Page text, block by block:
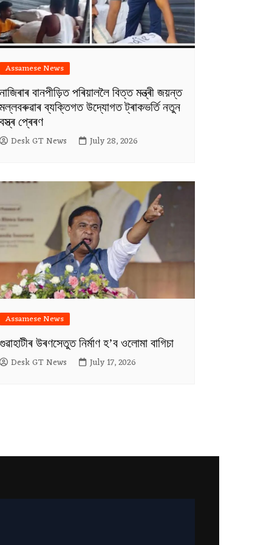
Assamese News
বানপীড়িত পৰিয়াললৈ বিত্ত মন্ত্ৰী জয়ন্ত
ব্যক্তিগত উদ্যোগত ট্ৰাকভৰ্তি নতুন
প্ৰেৰণ
Desk GT News July 28, 2026
Assamese News
উৰণসেতুত নিৰ্মাণ হ’ব ওলোমা বাগিচা
Desk GT News July 17, 2026